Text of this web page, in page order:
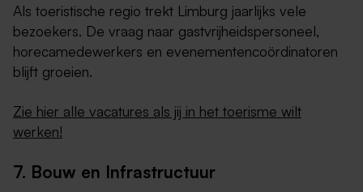
Als toeristische regio trekt Limburg jaarlijks vele
bezoekers. De vraag naar gastvrijheidspersoneel,
horecamedewerkers en evenementencoördinatoren
blijft groeien.
Zie hier alle vacatures als jij in het toerisme wilt
werken!
7. Bouw en Infrastructuur